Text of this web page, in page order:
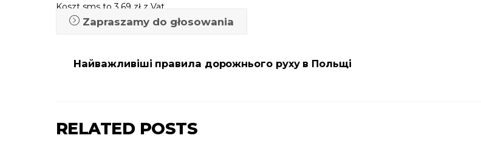
Koszt sms to 3,69 zł z Vat
Zapraszamy do głosowania
Найважливіші правила дорожнього руху в Польщі
RELATED POSTS